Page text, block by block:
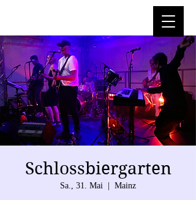
Schlossbiergarten
Sa., 31. Mai Mainz